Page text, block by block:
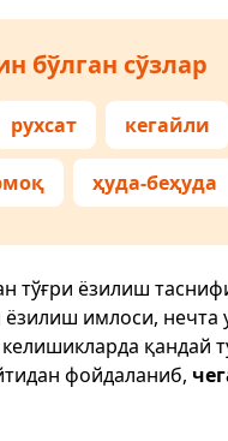
бўлган сўзлар
рухсат кегайли
ҳуда-беҳуда
тўғри ёзилиш
имлоси,
қандай
фойдаланиб,